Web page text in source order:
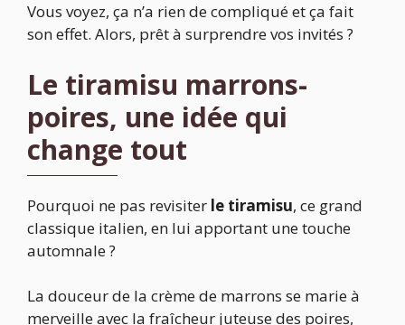
Vous voyez, ça n’a rien de compliqué et ça fait
son effet. Alors, prêt à surprendre vos invités ?
Le tiramisu marrons-
poires, une idée qui
change tout
Pourquoi ne pas revisiter le tiramisu, ce grand
classique italien, en lui apportant une touche
automnale ?
La douceur de la crème de marrons se marie à
merveille avec la fraîcheur juteuse des poires,